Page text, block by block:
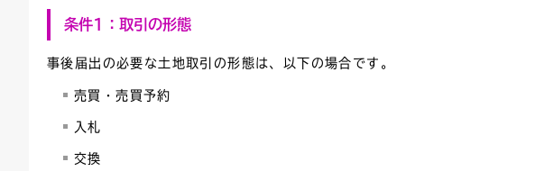
条件1：取引の形態
事後届出の必要な土地取引の形態は、以下の場合です。
売買・売買予約
入札
交換